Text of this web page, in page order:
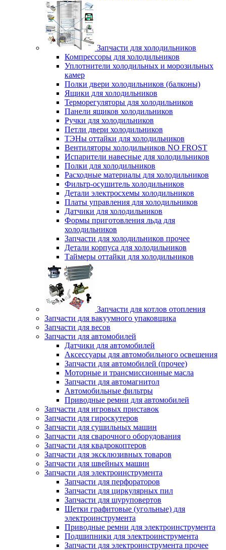
Запчасти для холодильников
Компрессоры для холодильников
Уплотнители холодильных и морозильных
камер
Полки двери холодильников (балконы)
Ящики для холодильников
Терморегуляторы для холодильников
Панели ящиков холодильников
Ручки для холодильников
Петли двери холодильников
ТЭНы оттайки для холодильников
Вентиляторы холодильников NO FROST
Испарители навесные для холодильников
Полки для холодильников
Расходные материалы для холодильников
Фильтр-осушитель холодильников
Детали электросхемы холодильников
Платы управления для холодильников
Датчики для холодильников
Формы приготовления льда для
холодильников
Запчасти для холодильников прочее
Детали корпуса для холодильников
Таймеры оттайки для холодильников
Запчасти для котлов отопления
Запчасти для вакуумного упаковщика
Запчасти для весов
Запчасти для автомобилей
Датчики для автомобилей
Аксессуары для автомобильного освещения
Запчасти для автомобилей (прочее)
Моторные и трансмиссионные масла
Запчасти для автомагнитол
Автомобильные фильтры
Приводные ремни для автомобилей
Запчасти для игровых приставок
Запчасти для гироскутеров
Запчасти для сушильных машин
Запчасти для сварочного оборудования
Запчасти для квадрокоптеров
Запчасти для эксклюзивных товаров
Запчасти для швейных машин
Запчасти для электроинструмента
Запчасти для перфораторов
Запчасти для циркулярных пил
Запчасти для шуруповертов
Щетки графитовые (угольные) для
электроинструмента
Приводные ремни для электроинструмента
Подшипники для электроинструмента
Запчасти для электроинструмента прочее